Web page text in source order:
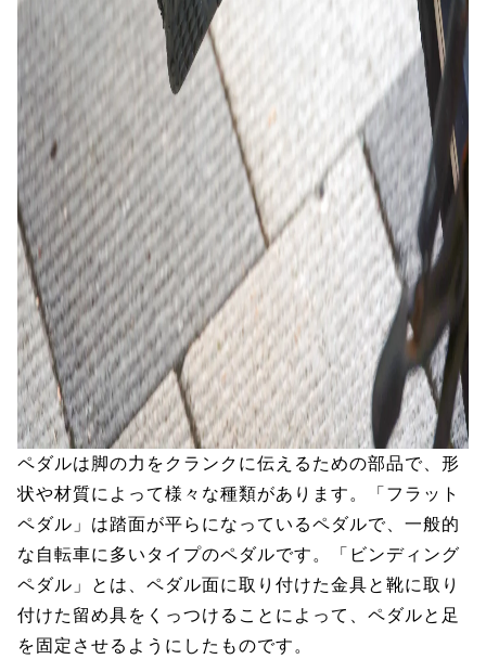
ペダルは脚の力をクランクに伝えるための部品で、形
状や材質によって様々な種類があります。「フラット
ペダル」は踏面が平らになっているペダルで、一般的
な自転車に多いタイプのペダルです。「ビンディング
ペダル」とは、ペダル面に取り付けた金具と靴に取り
付けた留め具をくっつけることによって、ペダルと足
を固定させるようにしたものです。